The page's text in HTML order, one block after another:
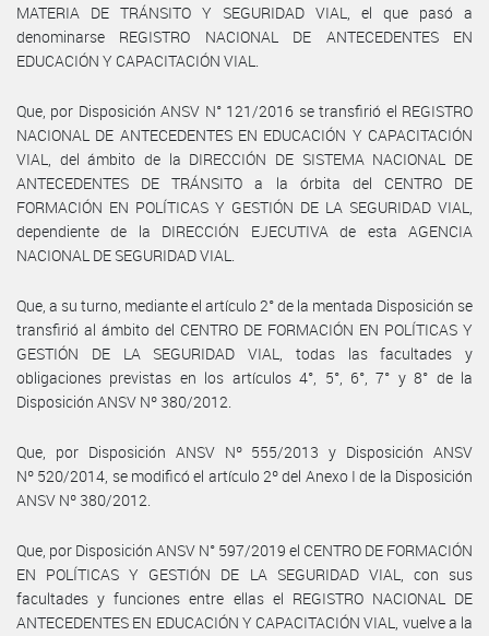
MATERIA DE TRÁNSITO Y SEGURIDAD VIAL, el que pasó a
denominarse REGISTRO NACIONAL DE ANTECEDENTES EN
EDUCACIÓN Y CAPACITACIÓN VIAL.
Que, por Disposición ANSV N° 121/2016 se transfirió el REGISTRO
NACIONAL DE ANTECEDENTES EN EDUCACIÓN Y CAPACITACIÓN
VIAL, del ámbito de la DIRECCIÓN DE SISTEMA NACIONAL DE
ANTECEDENTES DE TRÁNSITO a la órbita del CENTRO DE
FORMACIÓN EN POLÍTICAS Y GESTIÓN DE LA SEGURIDAD VIAL,
dependiente de la DIRECCIÓN EJECUTIVA de esta AGENCIA
NACIONAL DE SEGURIDAD VIAL.
Que, a su turno, mediante el artículo 2° de la mentada Disposición se
transfirió al ámbito del CENTRO DE FORMACIÓN EN POLÍTICAS Y
GESTIÓN DE LA SEGURIDAD VIAL, todas las facultades y
obligaciones previstas en los artículos 4°, 5°, 6°, 7° y 8° de la
Disposición ANSV Nº 380/2012.
Que, por Disposición ANSV Nº 555/2013 y Disposición ANSV
Nº 520/2014, se modificó el artículo 2º del Anexo I de la Disposición
ANSV Nº 380/2012.
Que, por Disposición ANSV N° 597/2019 el CENTRO DE FORMACIÓN
EN POLÍTICAS Y GESTIÓN DE LA SEGURIDAD VIAL, con sus
facultades y funciones entre ellas el REGISTRO NACIONAL DE
ANTECEDENTES EN EDUCACIÓN Y CAPACITACIÓN VIAL, vuelve a la